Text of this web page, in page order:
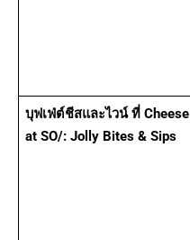
บุฟเฟ่ต์ชีสและไวน์ ที่ Cheese
at SO/: Jolly Bites & Sips